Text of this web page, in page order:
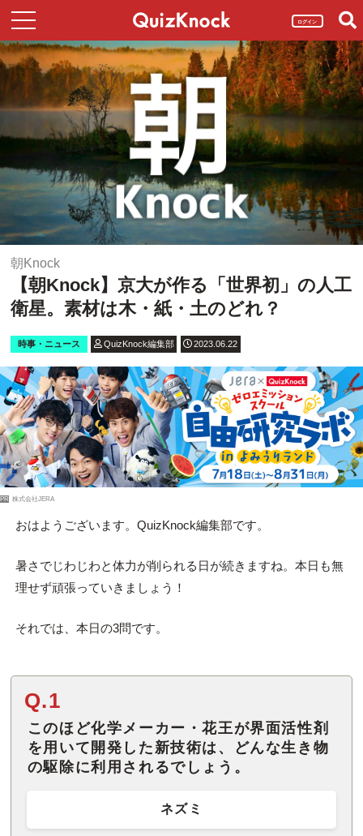
ログイン
朝Knock
【朝Knock】京大が作る「世界初」の人工
衛星。素材は木・紙・土のどれ？
時事・ニュース QuizKnock編集部 2023.06.22
PR 株式会社JERA
おはようございます。QuizKnock編集部です。
暑さでじわじわと体力が削られる日が続きますね。本日も無
理せず頑張っていきましょう！
それでは、本日の3問です。
Q.1
このほど化学メーカー・花王が界面活性剤
を用いて開発した新技術は、どんな生き物
の駆除に利用されるでしょう。
ネズミ